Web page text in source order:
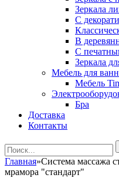
Зеркала
С
В
С
Зеркала
Мебель для
Мебель
Бра
Доставка
Контакты
Главная»Система массажа
мрамора "стандарт"